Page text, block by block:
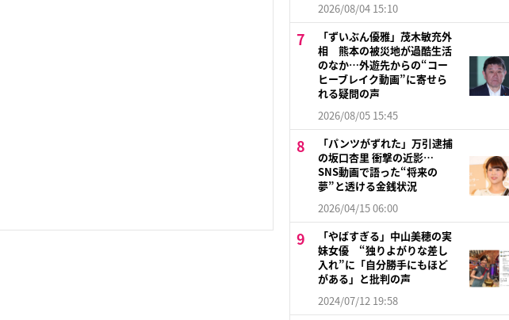
2026/08/04 15:10
「ずいぶん優雅」茂木敏充外
相 熊本の被災地が過酷生活
のなか…外遊先からの“コー
ヒーブレイク動画”に寄せら
れる疑問の声
2026/08/05 15:45
「パンツがずれた」万引逮捕
の坂口杏里 衝撃の近影…
SNS動画で語った“将来の
夢”と透ける金銭状況
2026/04/15 06:00
「やばすぎる」中山美穂の実
妹女優 “独りよがりな差し
入れ”に「自分勝手にもほど
がある」と批判の声
2024/07/12 19:58